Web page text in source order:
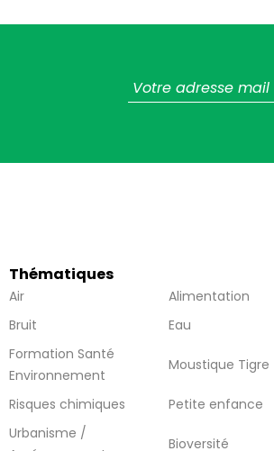
Thématiques
Air
Alimentation
Bruit
Eau
Formation Santé
Environnement
Moustique Tigre
Risques chimiques
Petite enfance
Urbanisme /
Bioversité